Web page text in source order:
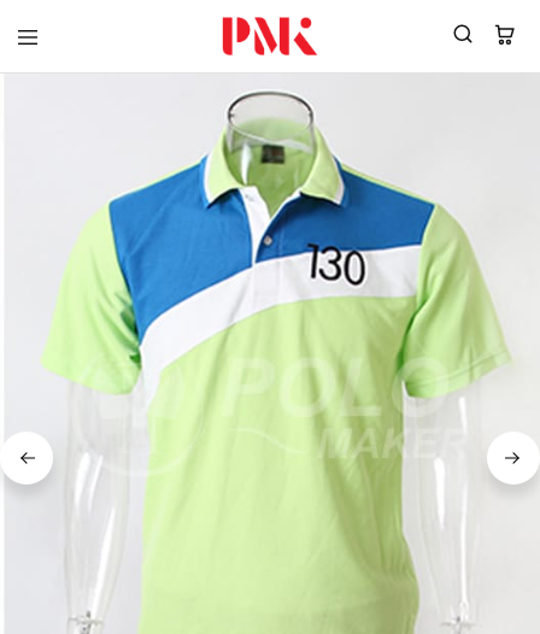
PMK
Polomaker
สินค้า
สร้าง
แบรนด์
เสื้อ
พร้อม
โลโก้
ผู้
ยูนิฟอร์ม
บริษัท
มาตรฐาน
ISO9001
อุตสาหกรรม
เขียว
ระดับ